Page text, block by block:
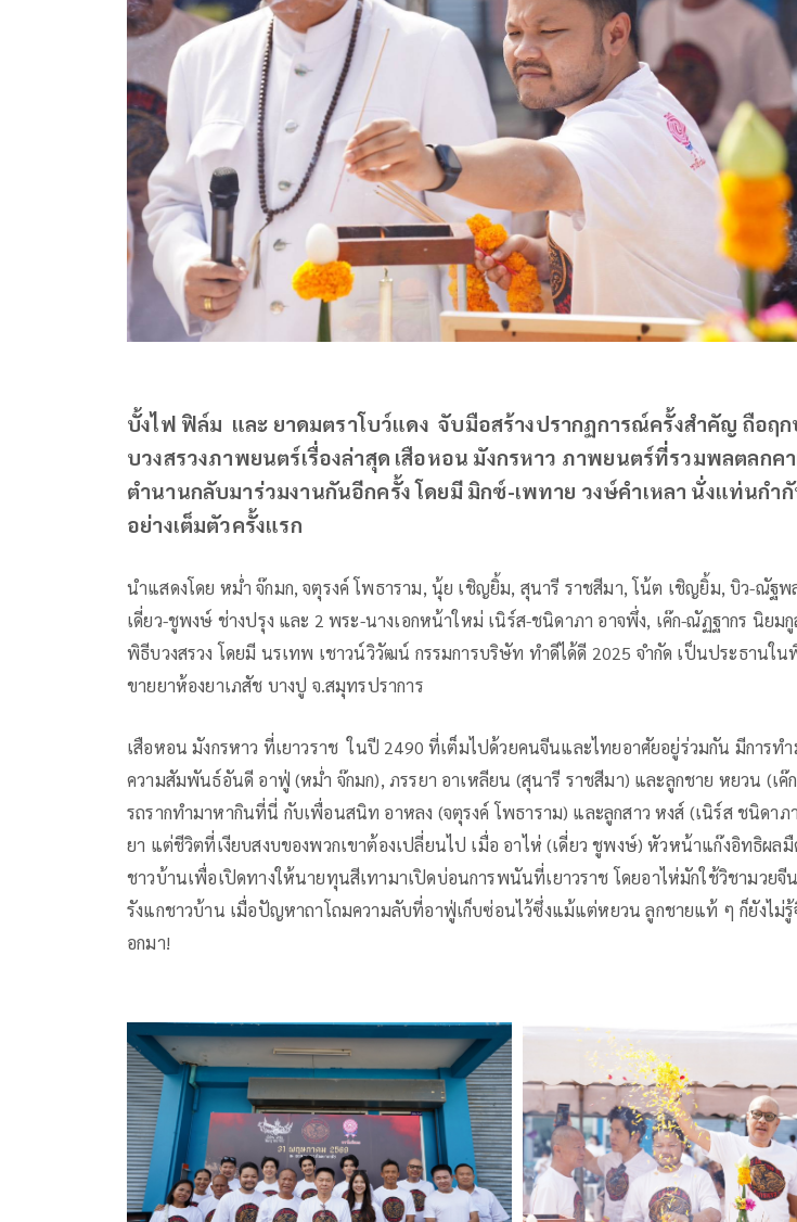
บั้งไฟ ฟิล์ม และ ยาดมตราโบว์แดง จับมือสร้างปรากฏการณ์ครั้งสำคัญ ถือฤ
บวงสรวงภาพยนตร์เรื่องล่าสุด เสือหอน มังกรหาว ภาพยนตร์ที่รวมพลตลกค
ตำนานกลับมาร่วมงานกันอีกครั้ง โดยมี มิกซ์-เพทาย วงษ์คำเหลา นั่งแท่นกำ
อย่างเต็มตัวครั้งแรก
นำแสดงโดย หม่ำ จ๊กมก, จตุรงค์ โพธาราม, นุ้ย เชิญยิ้ม, สุนารี ราชสีมา, โน้ต เชิญยิ้ม, บิว-ณัฐพ
เดี่ยว-ชูพงษ์ ช่างปรุง และ 2 พระ-นางเอกหน้าใหม่ เนิร์ส-ชนิดาภา อาจพึ่ง, เค๊ก-ณัฏฐากร นิยม
พิธีบวงสรวง โดยมี นรเทพ เชาวน์วิวัฒน์ กรรมการบริษัท ทำดีได้ดี 2025 จำกัด เป็นประธานใน
ขายยาห้องยาเภสัช บางปู จ.สมุทรปราการ
เสือหอน มังกรหาว ที่เยาวราช ในปี 2490 ที่เต็มไปด้วยคนจีนและไทยอาศัยอยู่ร่วมกัน มีการทำ
ความสัมพันธ์อันดี อาฟู่ (หม่ำ จ๊กมก), ภรรยา อาเหลียน (สุนารี ราชสีมา) และลูกชาย หยวน (เค๊
รถรากทำมาหากินที่นี่ กับเพื่อนสนิท อาหลง (จตุรงค์ โพธาราม) และลูกสาว หงส์ (เนิร์ส ชนิดาภ
ยา แต่ชีวิตที่เงียบสงบของพวกเขาต้องเปลี่ยนไป เมื่อ อาไห่ (เดี่ยว ชูพงษ์) หัวหน้าแก๊งอิทธิผลมื
ชาวบ้านเพื่อเปิดทางให้นายทุนสีเทามาเปิดบ่อนการพนันที่เยาวราช โดยอาไห่มักใช้วิชามวยจี
รังแกชาวบ้าน เมื่อปัญหาถาโถมความลับที่อาฟู่เก็บซ่อนไว้ซึ่งแม้แต่หยวน ลูกชายแท้ ๆ ก็ยังไม่รู้
อกมา!